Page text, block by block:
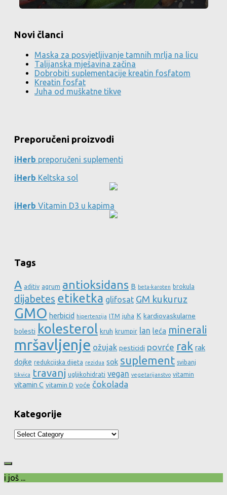
Novi članci
Maska za posvjetljivanje tamnih mrlja na licu
Talijanska mješavina začina
Dobrobiti suplementacije kreatin fosfatom
Kreatin fosfat
Juha od muškatne tikve
Preporučeni proizvodi
iHerb preporučeni suplementi
iHerb Keltska sol
iHerb Vitamin D3 u kapima
Tags
A aditiv agrum antioksidans B beta-karoten brokula
dijabetes etiketka glifosat GM kukuruz
GMO herbicid hipertenzija ITM juha K kardiovaskularne
bolesti kolesterol kruh krumpir lan leća minerali
mršavljenje ožujak pesticidi povrće rak rak
dojke redukcijska dijeta rezidua sok suplement svibanj
tikvica travanj ugljikohidrati vegan vegetarijanstvo vitamin
vitamin C vitamin D voće čokolada
Kategorije
Kategorije
i još ...